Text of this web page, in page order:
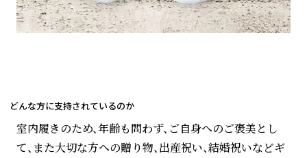
どんな方に支持されているのか
室内履きのため、年齢も問わず、ご自身へのご褒美とし
て、また大切な方への贈り物、出産祝い、結婚祝いなどギ